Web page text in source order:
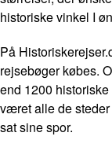
historiske vinkel I
På
rejsebøger købes.
end 1200
været alle de
sat sine spor.